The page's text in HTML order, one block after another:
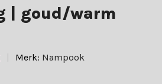
| goud/warm
Merk: Nampook